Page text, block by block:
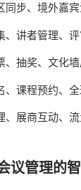
步、境外嘉宾
讲者管理、评
抽奖、文化墙
课程预约、全
展商互动、流
议管理的